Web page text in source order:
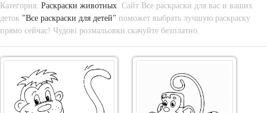
Категория: Раскраски животных . Сайт Все раскраски для вас и ваших
деток "Все раскраски для детей" поможет выбрать лучшую раскраску
прямо сейчас! Чудові розмальовки скачуйте безплатно.